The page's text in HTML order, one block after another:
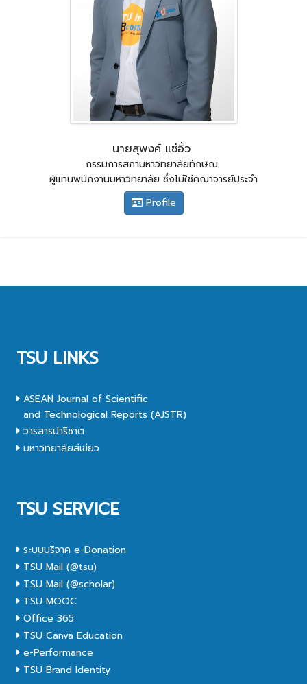
นายสุพงค์ แซ่อิ้ว
กรรมการสภามหาวิทยาลัยทักษิณ
ผู้เเทนพนักงานมหาวิทยาลัย ซึ่งไม่ใช่คณาจารย์ประจำ
Profile
TSU LINKS
ASEAN Journal of Scientific
and Technological Reports (AJSTR)
วารสารปาริชาต
มหาวิทยาลัยสีเขียว
TSU SERVICE
ระบบบริจาค e-Donation
TSU Mail (@tsu)
TSU Mail (@scholar)
TSU MOOC
Office 365
TSU Canva Education
e-Performance
TSU Brand Identity